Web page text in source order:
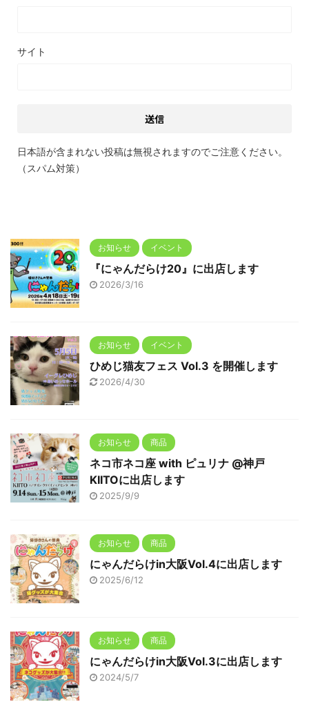
サイト
日本語が含まれない投稿は無視されますのでご注意ください。
（スパム対策）
お知らせ イベント
『にゃんだらけ20』に出店します
2026/3/16
お知らせ イベント
ひめじ猫友フェス Vol.3 を開催します
2026/4/30
お知らせ 商品
ネコ市ネコ座 with ピュリナ @神戸
KIITOに出店します
2025/9/9
お知らせ 商品
にゃんだらけin大阪Vol.4に出店します
2025/6/12
お知らせ 商品
にゃんだらけin大阪Vol.3に出店します
2024/5/7